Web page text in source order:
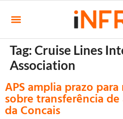
Tag:Cruise Lines
Association
APS amplia prazo
sobre transferência
da Concais